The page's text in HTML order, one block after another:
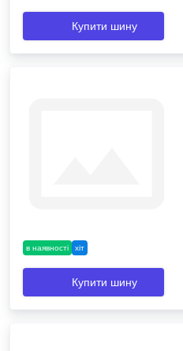
Купити шину
в наявності хіт
Купити шину